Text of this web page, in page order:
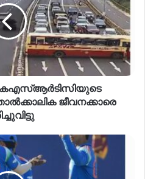
കെഎസ്ആർടിസിയുടെ
ജീവനക്കാരെ